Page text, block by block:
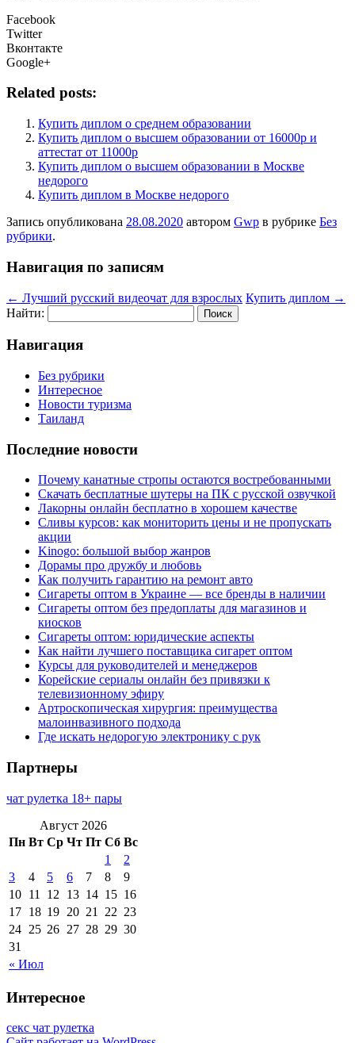
Facebook
Twitter
Вконтакте
Google+
Related posts:
Купить диплом о среднем образовании
Купить диплом о высшем образовании от 16000р и
аттестат от 11000р
Купить диплом о высшем образовании в Москве
недорого
Купить диплом в Москве недорого
Запись опубликована 28.08.2020 автором Gwp в рубрике Без
рубрики.
Навигация по записям
← Лучший русский видеочат для взрослых Купить диплом →
Найти:
Навигация
Без рубрики
Интересное
Новости туризма
Таиланд
Последние новости
Почему канатные стропы остаются востребованными
Скачать бесплатные шутеры на ПК с русской озвучкой
Лакорны онлайн бесплатно в хорошем качестве
Сливы курсов: как мониторить цены и не пропускать
акции
Kinogo: большой выбор жанров
Дорамы про дружбу и любовь
Как получить гарантию на ремонт авто
Сигареты оптом в Украине — все бренды в наличии
Сигареты оптом без предоплаты для магазинов и
киосков
Сигареты оптом: юридические аспекты
Как найти лучшего поставщика сигарет оптом
Курсы для руководителей и менеджеров
Корейские сериалы онлайн без привязки к
телевизионному эфиру
Артроскопическая хирургия: преимущества
малоинвазивного подхода
Где искать недорогую электронику с рук
Партнеры
чат рулетка 18+ пары
Август 2026
Пн Вт Ср Чт Пт Сб Вс
« Июл
1
2
3
4 5 6 7 8
9
10 11 12 13 14 15 16
17 18 19 20 21 22 23
24 25 26 27 28 29 30
31
Интересное
секс чат рулетка